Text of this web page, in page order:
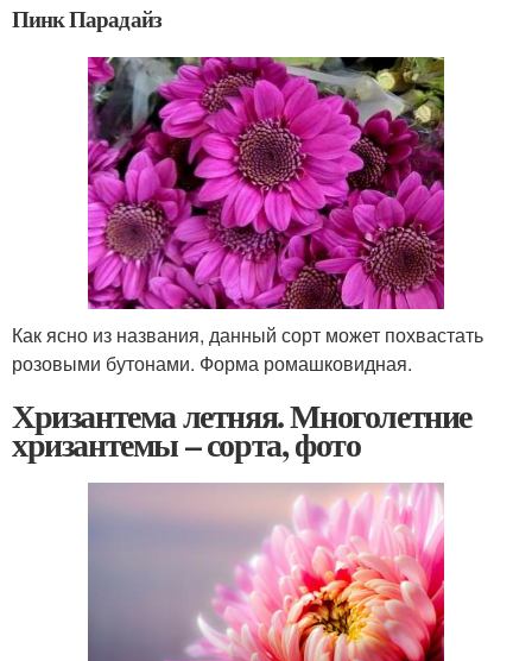
Пинк Парадайз
Как ясно из названия, данный сорт может похвастать
розовыми бутонами. Форма ромашковидная.
Хризантема летняя. Многолетние
хризантемы – сорта, фото